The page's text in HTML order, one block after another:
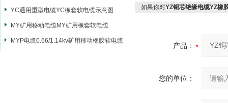
YC通用重型电缆YC橡套软电缆示意图
MY矿用移动电缆MY矿用橡套软电缆
MYP电缆0.66/1.14kv矿用移动橡胶软电缆
如果你对YZ铜芯绝缘电缆YZ橡
产品：
您的单位：